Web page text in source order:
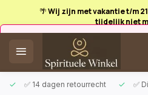
🌴 Wij zijn met vakantie t/m
tijdelijk niet
✅ 14 dagen retourrecht ✅
Afrekenen is